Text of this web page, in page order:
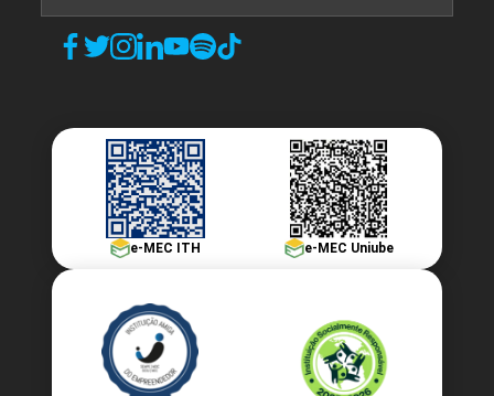
INFORMÁTICA APLICADA
e-MEC ITH e-MEC Uniube